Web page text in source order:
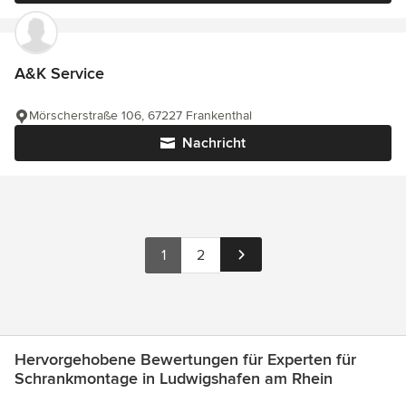
A&K Service
Nachricht
Mörscherstraße 106, 67227 Frankenthal
1 2
Hervorgehobene Bewertungen für Experten für
Schrankmontage in Ludwigshafen am Rhein